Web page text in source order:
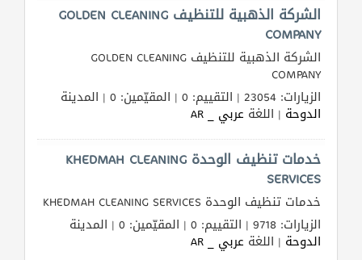
الشركة الذهبية للتنظيف GOLDEN CLEANING
COMPANY
الشركة الذهبية للتنظيف GOLDEN CLEANING
COMPANY
الزيارات: 23054 | التقييم: 0 | المقيّمين: 0 | المدينة
الدوحة | اللغة عربي _ AR
خدمات تنظيف الوحدة KHEDMAH CLEANING
SERVICES
خدمات تنظيف الوحدة KHEDMAH CLEANING SERVICES
الزيارات: 9718 | التقييم: 0 | المقيّمين: 0 | المدينة
الدوحة | اللغة عربي _ AR